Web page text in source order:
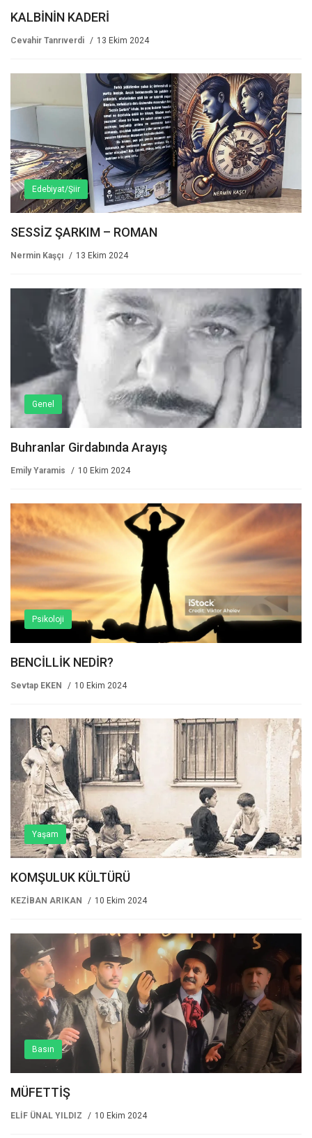
KALBİNİN KADERİ
Cevahir Tanrıverdi 13 Ekim 2024
Edebiyat/Şiir
SESSİZ ŞARKIM – ROMAN
Nermin Kaşçı 13 Ekim 2024
Genel
Buhranlar Girdabında Arayış
Emily Yaramis 10 Ekim 2024
Psikoloji
BENCİLLİK NEDİR?
Sevtap EKEN 10 Ekim 2024
Yaşam
KOMŞULUK KÜLTÜRÜ
KEZİBAN ARIKAN 10 Ekim 2024
Basın
MÜFETTİŞ
ELİF ÜNAL YILDIZ 10 Ekim 2024